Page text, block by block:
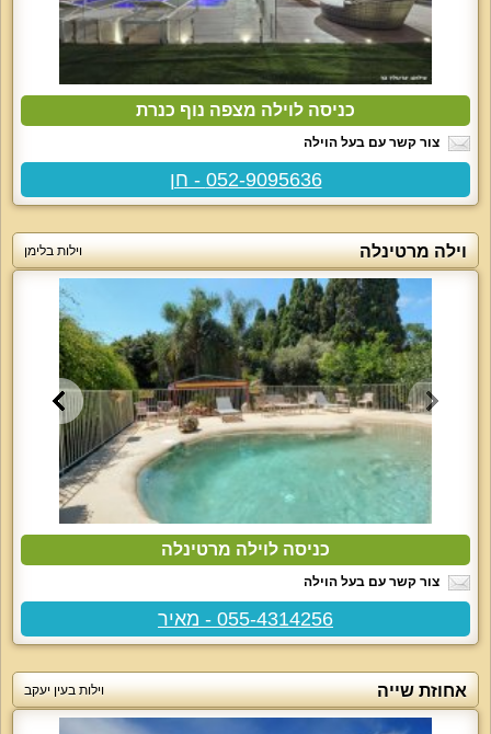
כניסה לוילה מצפה נוף כנרת
צור קשר עם בעל הוילה
052-9095636 - חן
וילה מרטינלה וילות בלימן
כניסה לוילה מרטינלה
צור קשר עם בעל הוילה
055-4314256 - מאיר
אחוזת שייה וילות בעין יעקב